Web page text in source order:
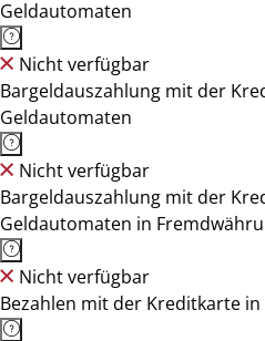
Geldautomaten
Nicht verfügbar
Bargeldauszahlung mit der
Geldautomaten
Nicht verfügbar
Bargeldauszahlung mit der
Geldautomaten in
Nicht verfügbar
Bezahlen mit der Kreditkarte in